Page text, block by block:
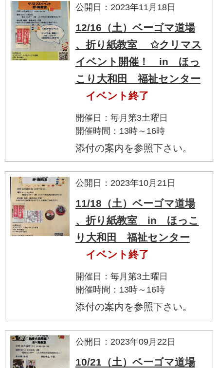
公開日：2023年11月18日
12/16（土）ベーゴマ道場
、折り紙教室 ✩クリマス
イベント開催！ in ほっ
こり大和田 福祉センター
イベント終了
開催日：毎月第3土曜日
開催時間：13時～16時
添付の案内を参照下さい。
公開日：2023年10月21日
11/18（土）ベーゴマ道場
、折り紙教室 in ほっこ
り大和田 福祉センター
イベント終了
開催日：毎月第3土曜日
開催時間：13時～16時
添付の案内を参照下さい。
公開日：2023年09月22日
10/21（土）ベーゴマ道場